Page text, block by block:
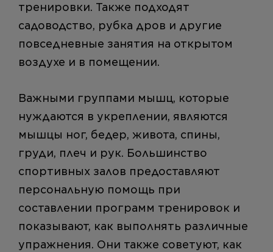
тренировки. Также подходят
садоводство, рубка дров и другие
повседневные занятия на открытом
воздухе и в помещении.
Важными группами мышц, которые
нуждаются в укреплении, являются
мышцы ног, бедер, живота, спины,
груди, плеч и рук. Большинство
спортивных залов предоставляют
персональную помощь при
составлении программ тренировок и
показывают, как выполнять различные
упражнения. Они также советуют, как